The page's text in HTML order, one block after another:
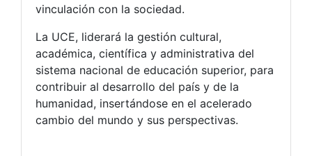
vinculación con la sociedad.
La UCE, liderará la gestión cultural,
académica, científica y administrativa del
sistema nacional de educación superior, para
contribuir al desarrollo del país y de la
humanidad, insertándose en el acelerado
cambio del mundo y sus perspectivas.